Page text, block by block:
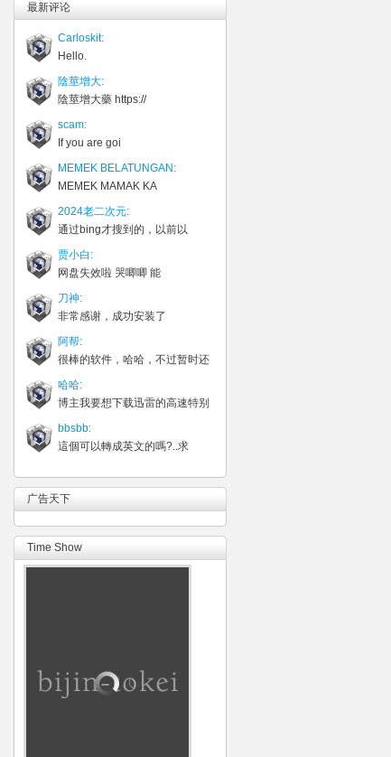
最新评论
Carloskit:
Hello.
陰莖增大:
陰莖增大藥 https://
scam:
If you are goi
MEMEK BELATUNGAN:
MEMEK MAMAK KA
2024老二次元:
通过bing才搜到的，以前以
贾小白:
网盘失效啦 哭唧唧 能
刀神:
非常感谢，成功安装了
阿帮:
很棒的软件，哈哈，不过暂时还
哈哈:
博主我要想下载迅雷的高速特别
bbsbb:
這個可以轉成英文的嗎?..求
广告天下
Time Show